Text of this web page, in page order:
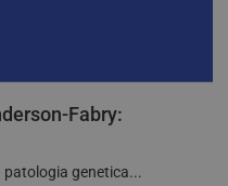
Fabry:
patologia genetica...